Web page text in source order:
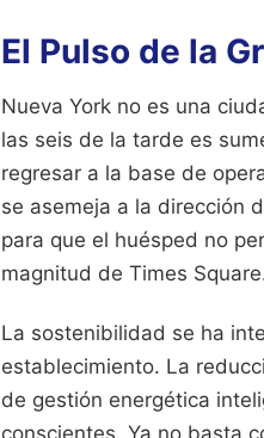
El Pulso de la
Nueva York no es una
las seis de la tarde es
regresar a la base de
se asemeja a la dirección
para que el huésped no
magnitud de Times
La sostenibilidad se ha
establecimiento. La
de gestión energética
conscientes. Ya no basta